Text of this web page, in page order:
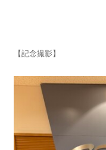
【記念撮影】